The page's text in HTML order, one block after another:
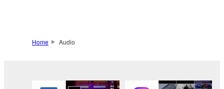
Home Audio